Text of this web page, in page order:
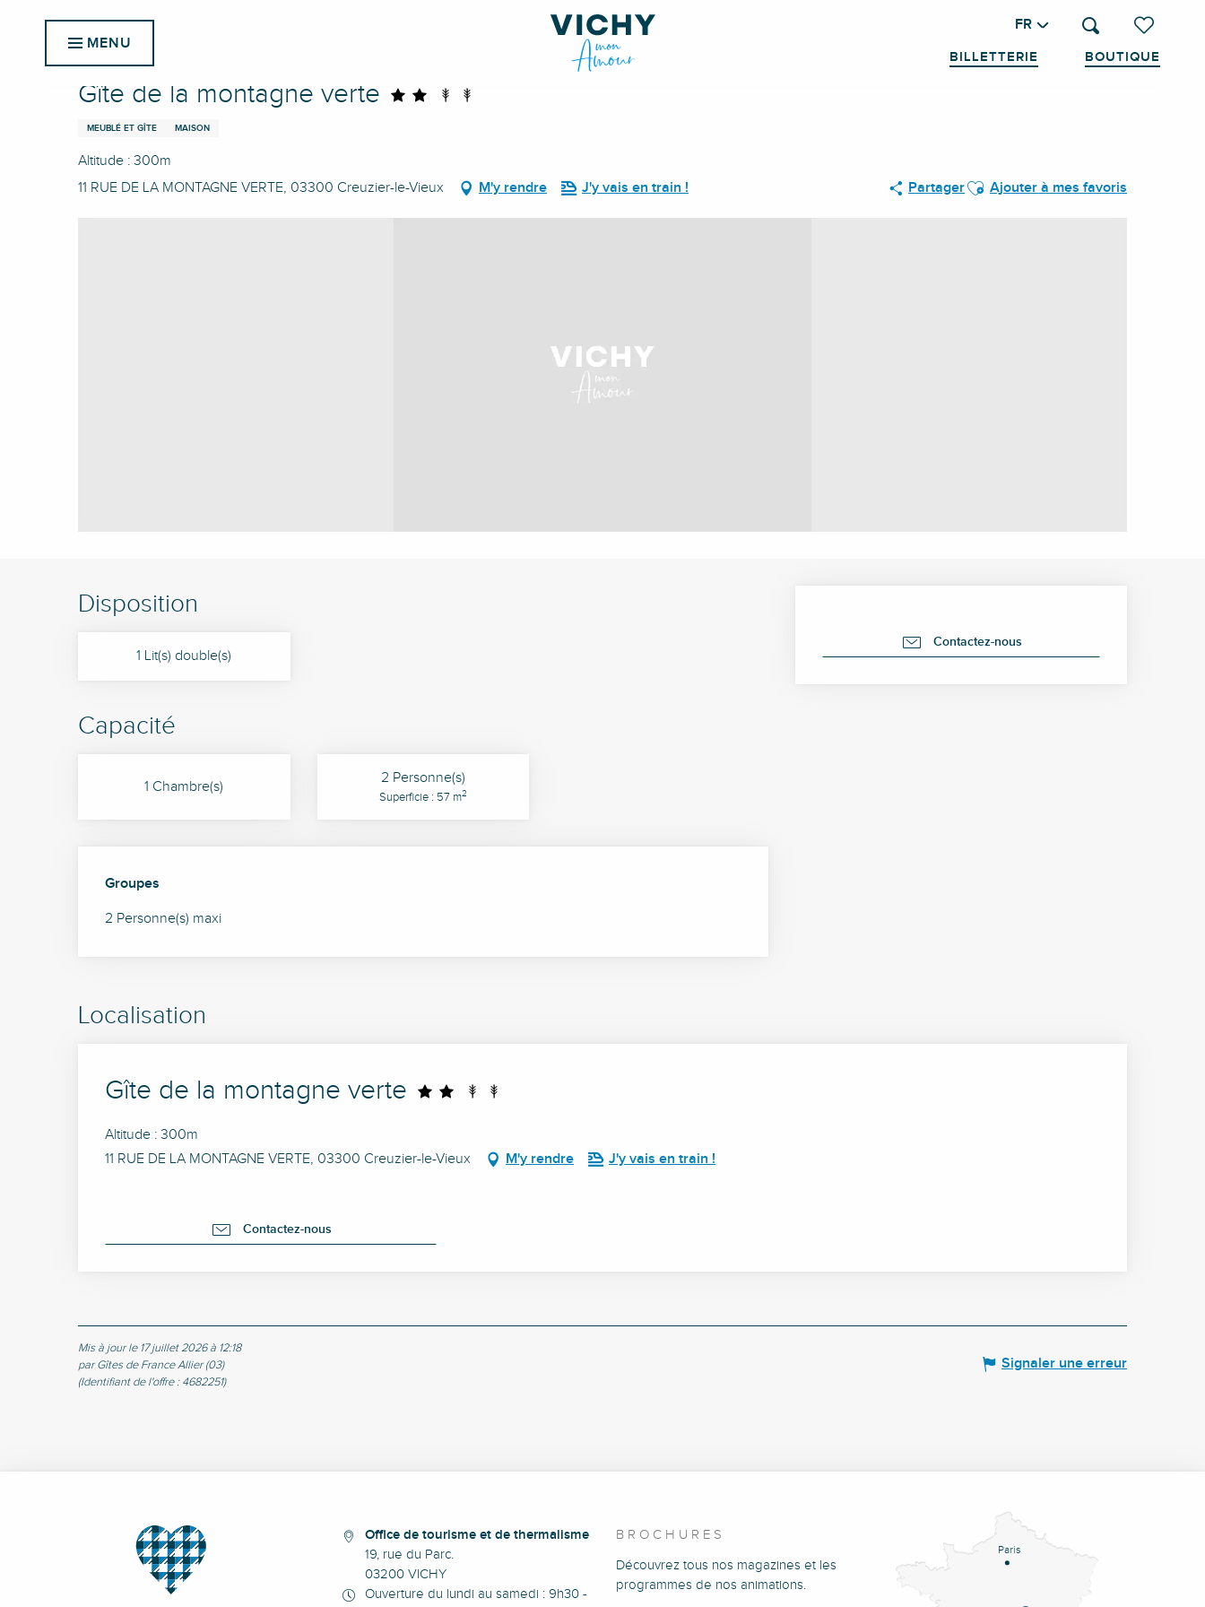
Voir les
Recherche
FR
BILLETTERIE BOUTIQUE
MENU
Accueil Gîte de la montagne verte
Gîte de la montagne verte
MEUBLÉ ET GÎTE MAISON
Altitude : 300m
11 RUE DE LA MONTAGNE VERTE, 03300 Creuzier-le-Vieux
M'y rendre J'y vais en train ! PartagerAjouter aux favoris
Ajouter à mes favoris
Contactez-nous
Disposition
1 Lit(s) double(s)
Capacité
1 Chambre(s) 2 Personne(s)
Superficie : 57 m2
Groupes
Groupes
2 Personne(s) maxi
Localisation
Gîte de la montagne verte
Altitude : 300m
11 RUE DE LA MONTAGNE VERTE, 03300 Creuzier-le-Vieux
M'y rendre J'y vais en train !
Contactez-nous
Mis à jour le 17 juillet 2026 à 12:18
par Gîtes de France Allier (03)
(Identifiant de l'offre : 4682251)
Signaler une erreur
Office de tourisme et de thermalisme
19, rue du Parc.
03200 VICHY
Ouverture du lundi au samedi : 9h30 -
BROCHURES
Découvrez tous nos magazines et les
programmes de nos animations.
Paris